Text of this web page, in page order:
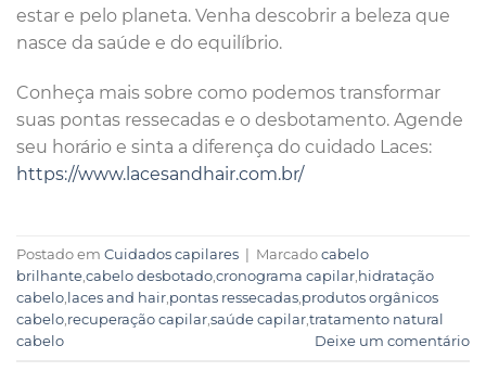
estar e pelo planeta. Venha descobrir a beleza que
nasce da saúde e do equilíbrio.
Conheça mais sobre como podemos transformar
suas pontas ressecadas e o desbotamento. Agende
seu horário e sinta a diferença do cuidado Laces:
https://www.lacesandhair.com.br/
Postado em Cuidados capilares | Marcado cabelo
brilhante cabelo desbotado cronograma capilar hidratação
cabelo laces and hair pontas ressecadas produtos orgânicos
cabelo recuperação capilar saúde capilar tratamento natural
cabelo
Deixe um comentário